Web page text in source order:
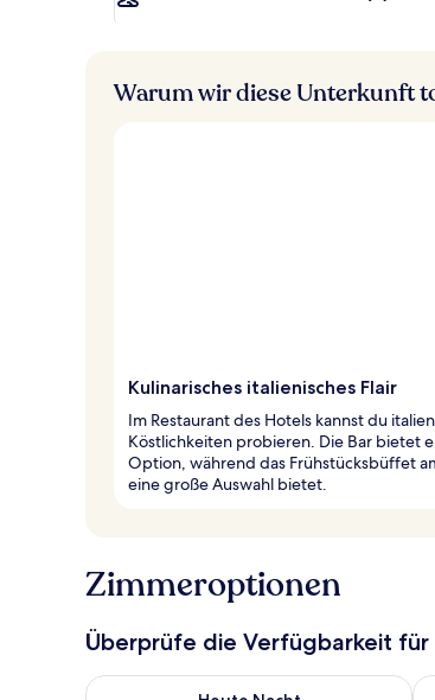
Warum wir diese Unterkunft
Kulinarisches italienisches Flair
Im Restaurant des Hotels kannst du
Köstlichkeiten probieren. Die Bar bietet
Option, während das Frühstücksbüffet
eine große Auswahl bietet.
Zimmeroptionen
Überprüfe die Verfügbarkeit für
Überprüfe die Verfügbarkeit für heute